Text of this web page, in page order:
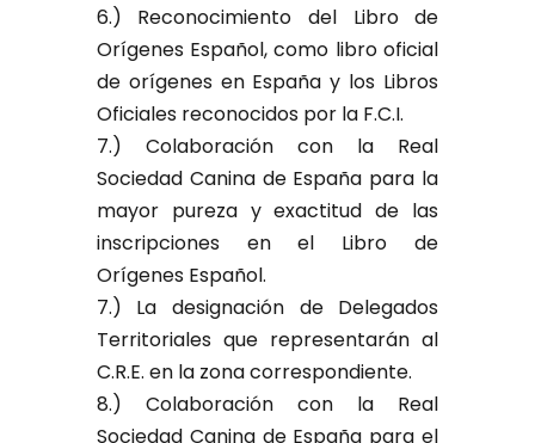
6.) Reconocimiento del Libro de
Orígenes Español, como libro oficial
de orígenes en España y los Libros
Oficiales reconocidos por la F.C.I.
7.) Colaboración con la Real
Sociedad Canina de España para la
mayor pureza y exactitud de las
inscripciones en el Libro de
Orígenes Español.
7.) La designación de Delegados
Territoriales que representarán al
C.R.E. en la zona correspondiente.
8.) Colaboración con la Real
Sociedad Canina de España para el